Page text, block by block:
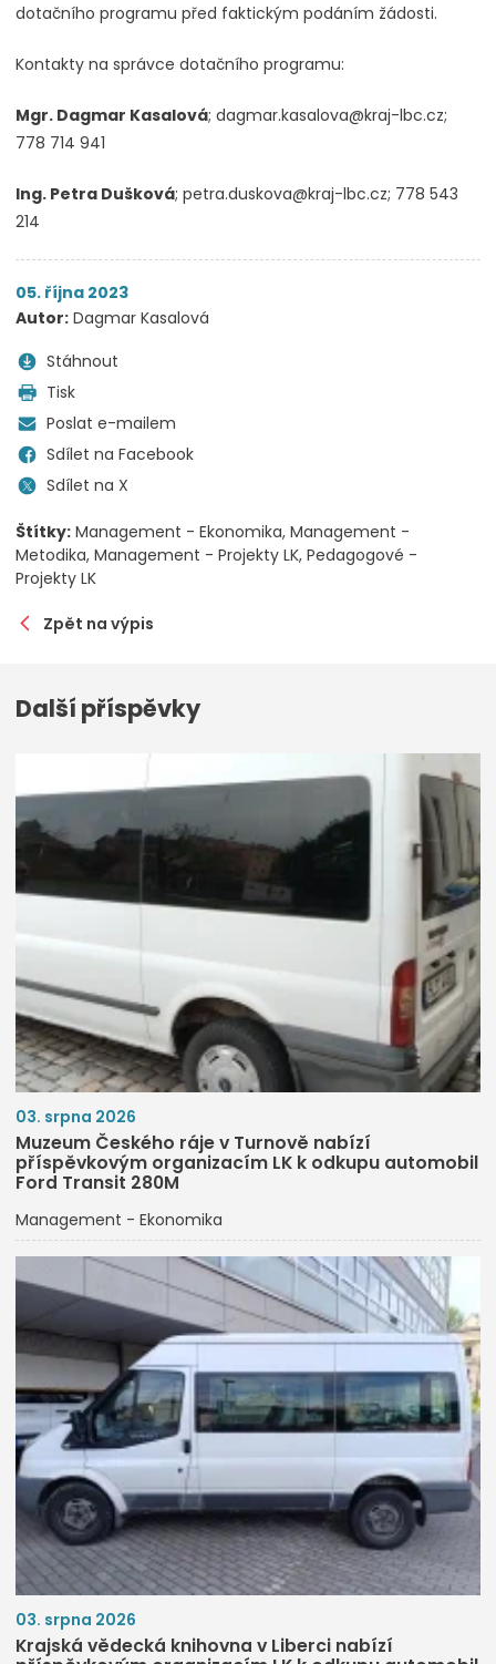
dotačního programu před faktickým podáním žádosti.
Kontakty na správce dotačního programu:
Mgr. Dagmar Kasalová; dagmar.kasalova@kraj-lbc.cz;
778 714 941
Ing. Petra Dušková; petra.duskova@kraj-lbc.cz; 778 543
214
05. října 2023
Autor: Dagmar Kasalová
Stáhnout
Tisk
Poslat e-mailem
Sdílet na Facebook
Sdílet na X
Štítky: Management - Ekonomika Management -
Metodika Management - Projekty LK Pedagogové -
Projekty LK
Zpět na výpis
Další příspěvky
03. srpna 2026
Muzeum Českého ráje v Turnově nabízí
příspěvkovým organizacím LK k odkupu automobil
Ford Transit 280M
Management - Ekonomika
03. srpna 2026
Krajská vědecká knihovna v Liberci nabízí